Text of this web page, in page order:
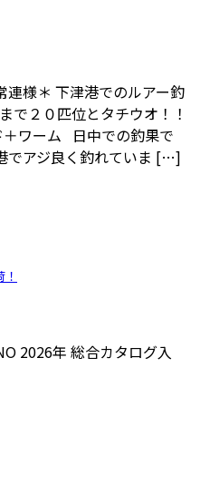
連様＊ 下津港でのルアー釣
で２０匹位とタチウオ！！
＋ワーム 日中での釣果で
でアジ良く釣れていま […]
2026年 総合カタログ入